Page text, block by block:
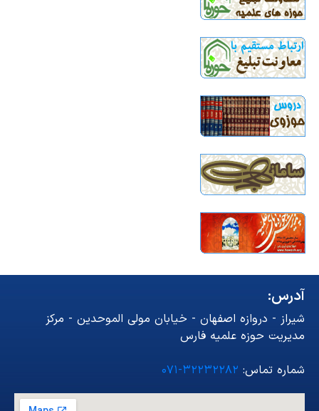
آدرس:
شیراز - دروازه اصفهان - خیابان مولی الموحدین - مرکز
مدیریت حوزه علمیه فارس
شماره تماس: ۳۲۲۳۲۲۸۲-۰۷۱